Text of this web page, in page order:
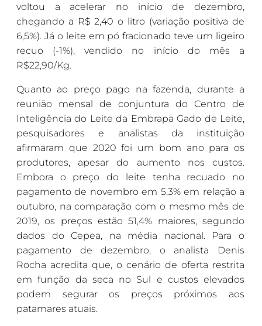
voltou a acelerar no início de dezembro,
chegando a R$ 2,40 o litro (variação positiva de
6,5%). Já o leite em pó fracionado teve um ligeiro
recuo (-1%), vendido no início do mês a
R$22,90/Kg.
Quanto ao preço pago na fazenda, durante a
reunião mensal de conjuntura do Centro de
Inteligência do Leite da Embrapa Gado de Leite,
pesquisadores e analistas da instituição
afirmaram que 2020 foi um bom ano para os
produtores, apesar do aumento nos custos.
Embora o preço do leite tenha recuado no
pagamento de novembro em 5,3% em relação a
outubro, na comparação com o mesmo mês de
2019, os preços estão 51,4% maiores, segundo
dados do Cepea, na média nacional. Para o
pagamento de dezembro, o analista Denis
Rocha acredita que, o cenário de oferta restrita
em função da seca no Sul e custos elevados
podem segurar os preços próximos aos
patamares atuais.